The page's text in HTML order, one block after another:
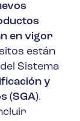
en vigor
están
Sistema
y
(SGA).